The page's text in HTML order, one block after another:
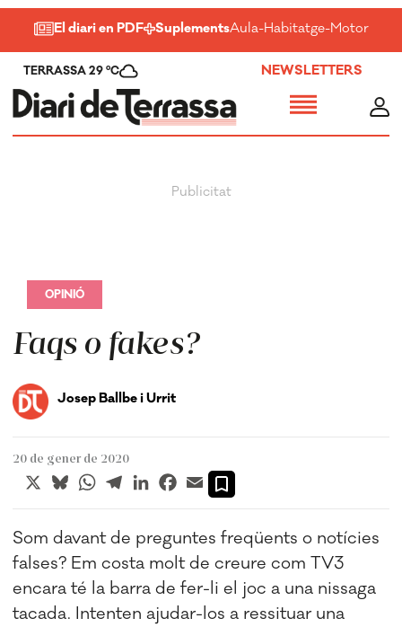
El diari en PDF SuplementsAula-Habitatge-Motor-
TERRASSA 29 ºC NEWSLETTERS
OPINIÓ
Faqs o fakes?
Josep Ballbe i Urrit
20 de gener de 2020
X BlueskyWhatsApp
TelegramLinkedInFacebook
Email
Som davant de preguntes freqüents o notícies
falses? Em costa molt de creure com TV3
encara té la barra de fer-li el joc a una nissaga
tacada. Intenten ajudar-los a ressituar una